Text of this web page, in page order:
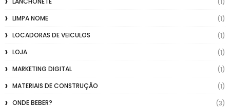
(1)
LIMPA NOME
(1)
LOCADORAS DE VEICULOS
(1)
LOJA
(1)
MARKETING DIGITAL
(1)
MATERIAIS DE CONSTRUÇÃO
(1)
ONDE BEBER?
(3)